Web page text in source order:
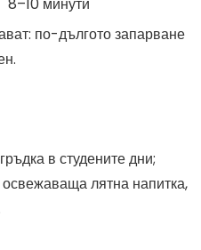
по-дългото запарване
в студените дни;
лятна напитка,